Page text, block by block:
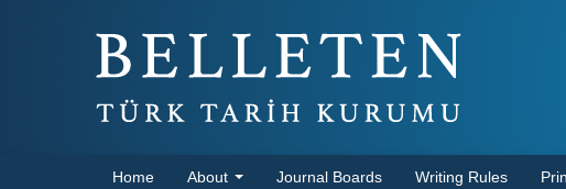
Home About Journal Boards Writing Rules